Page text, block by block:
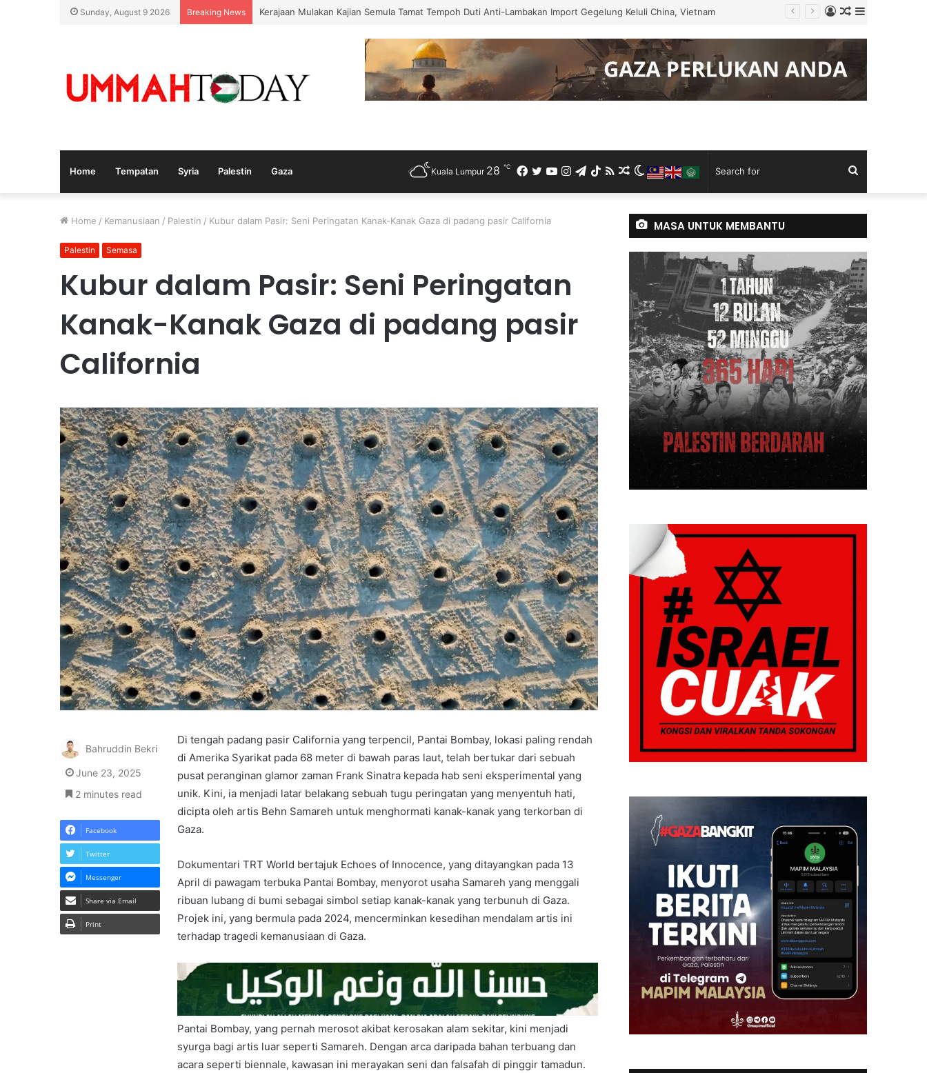
Sunday, August 9 2026 Breaking News Kerajaan Mulakan Kajian Semula Tamat Tempoh Duti Anti-Lambakan Import Gegelung Keluli China, Vietnam
Random
Article
Log
In
Home Tempatan Syria Palestin Gaza
for
Switch
skin
Random
Article
RSS
TikTok
Telegram
Instagram
YouTube
Twitter
Facebook
Kuala Lumpur 28 ℃
Home / Kemanusiaan / Palestin / Kubur dalam Pasir: Seni Peringatan Kanak-Kanak Gaza di padang pasir California
Palestin Semasa
Kubur dalam Pasir: Seni Peringatan
Kanak-Kanak Gaza di padang pasir
California
Di tengah padang pasir California yang terpencil, Pantai Bombay, lokasi paling rendah
di Amerika Syarikat pada 68 meter di bawah paras laut, telah bertukar dari sebuah
pusat peranginan glamor zaman Frank Sinatra kepada hab seni eksperimental yang
unik. Kini, ia menjadi latar belakang sebuah tugu peringatan yang menyentuh hati,
dicipta oleh artis Behn Samareh untuk menghormati kanak-kanak yang terkorban di
Gaza.
Dokumentari TRT World bertajuk Echoes of Innocence, yang ditayangkan pada 13
April di pawagam terbuka Pantai Bombay, menyorot usaha Samareh yang menggali
ribuan lubang di bumi sebagai simbol setiap kanak-kanak yang terbunuh di Gaza.
Projek ini, yang bermula pada 2024, mencerminkan kesedihan mendalam artis ini
terhadap tragedi kemanusiaan di Gaza.
Pantai Bombay, yang pernah merosot akibat kerosakan alam sekitar, kini menjadi
syurga bagi artis luar seperti Samareh. Dengan arca daripada bahan terbuang dan
acara seperti biennale, kawasan ini merayakan seni dan falsafah di pinggir tamadun.
Bahruddin Bekri
June 23, 2025
2 minutes read
Facebook
Twitter
Messenger
Share via Email
Print
MASA UNTUK MEMBANTU